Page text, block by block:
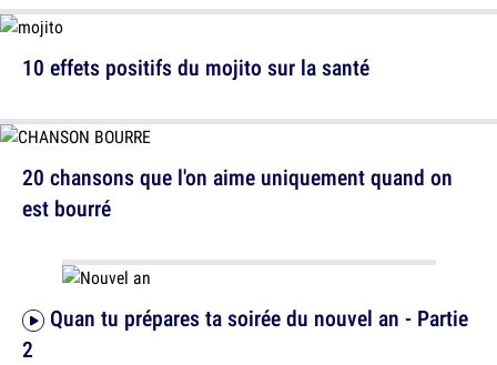
10 effets positifs du mojito sur la santé
2
20 chansons que l'on aime uniquement quand on
est bourré